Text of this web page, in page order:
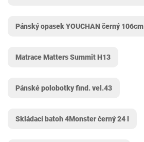
Pánský opasek YOUCHAN černý 106cm
Matrace Matters Summit H13
Pánské polobotky find. vel.43
Skládací batoh 4Monster černý 24 l